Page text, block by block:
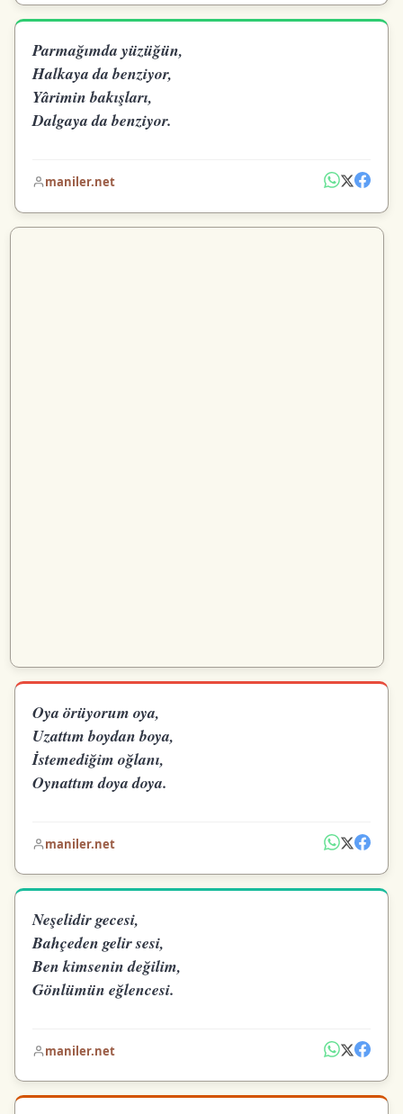
Parmağımda yüzüğün,
Halkaya da benziyor,
Yârimin bakışları,
Dalgaya da benziyor.
maniler.net
Oya örüyorum oya,
Uzattım boydan boya,
İstemediğim oğlanı,
Oynattım doya doya.
maniler.net
Neşelidir gecesi,
Bahçeden gelir sesi,
Ben kimsenin değilim,
Gönlümün eğlencesi.
maniler.net